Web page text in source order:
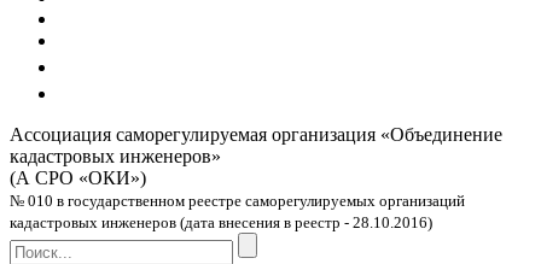
Ассоциация саморегулируемая организация «Объединение
кадастровых инженеров»
(А СРО «ОКИ»)
№ 010 в государственном реестре саморегулируемых организаций
кадастровых инженеров (дата внесения в реестр - 28.10.2016)